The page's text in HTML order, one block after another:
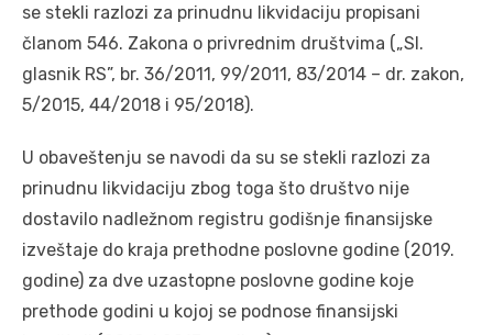
se stekli razlozi za prinudnu likvidaciju propisani
članom 546. Zakona o privrednim društvima („Sl.
glasnik RS”, br. 36/2011, 99/2011, 83/2014 – dr. zakon,
5/2015, 44/2018 i 95/2018).
U obaveštenju se navodi da su se stekli razlozi za
prinudnu likvidaciju zbog toga što društvo nije
dostavilo nadležnom registru godišnje finansijske
izveštaje do kraja prethodne poslovne godine (2019.
godine) za dve uzastopne poslovne godine koje
prethode godini u kojoj se podnose finansijski